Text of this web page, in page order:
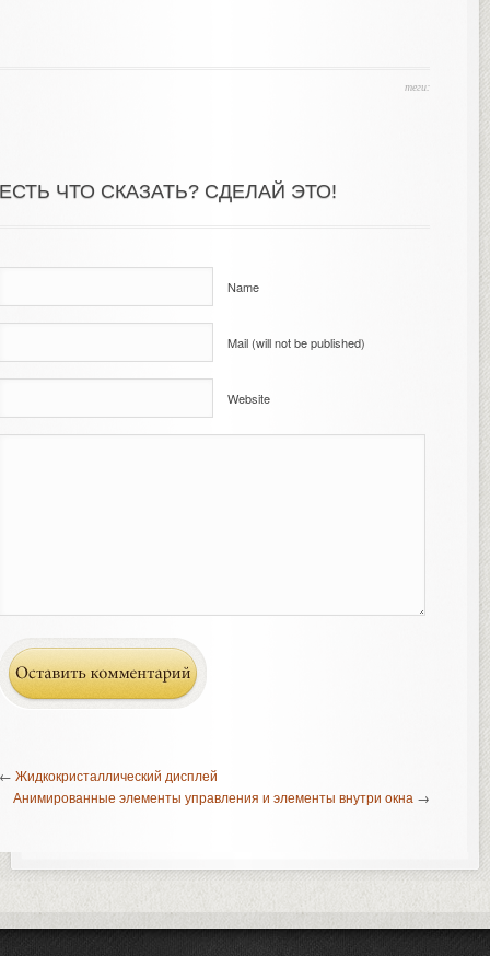
теги:
ЧТО СКАЗАТЬ? СДЕЛАЙ ЭТО!
Name
Mail (will not be published)
Website
Жидкокристаллический дисплей
Анимированные элементы управления и элементы внутри окна →